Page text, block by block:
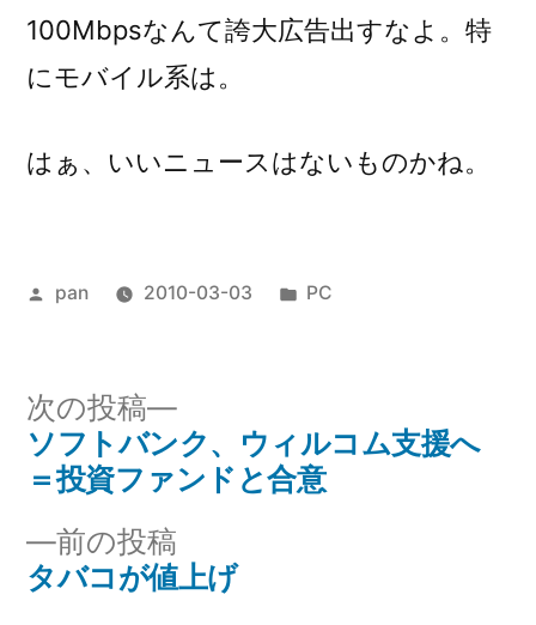
100Mbpsなんて誇大広告出すなよ。特
にモバイル系は。
はぁ、いいニュースはないものかね。
投
pan 2010-03-03
カ
PC
投
ナ
前の投稿
の
タバコが値上げ
次の投稿
次
の
投
ソフトバンク、ウィルコム支援へ
＝投資ファンドと合意